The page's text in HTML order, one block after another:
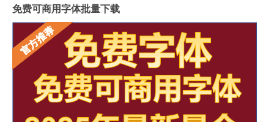
免费可商用字体批量下载